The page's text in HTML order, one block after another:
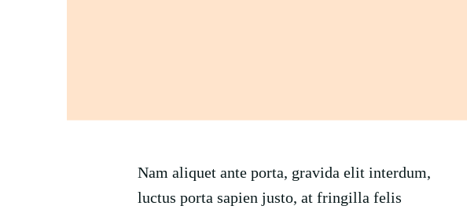
Nam aliquet ante porta, gravida elit interdum,
luctus porta sapien justo, at fringilla felis